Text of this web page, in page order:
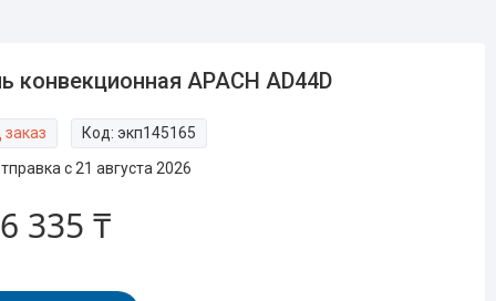
конвекционная APACH AD44D
Код:экп145165
с 21 августа 2026
335 ₸